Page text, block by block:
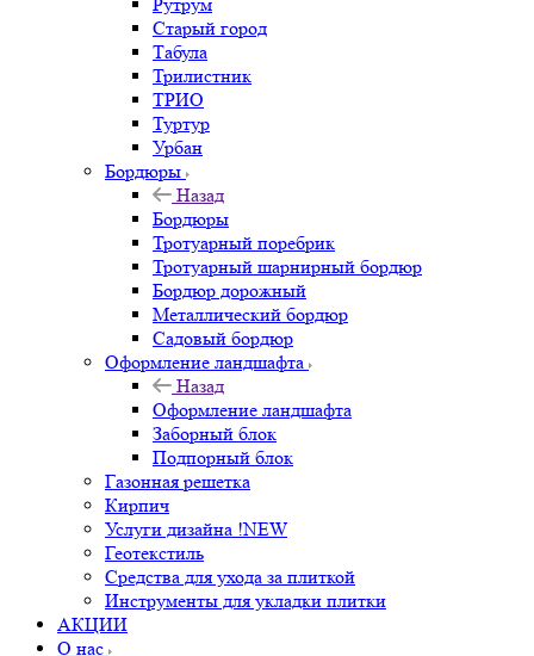
Старый город
Табула
Трилистник
ТРИО
Туртур
Урбан
Бордюры
Назад
Бордюры
Тротуарный поребрик
Тротуарный шарнирный бордюр
Бордюр дорожный
Металлический бордюр
Садовый бордюр
Оформление ландшафта
Назад
Оформление ландшафта
Заборный блок
Подпорный блок
Газонная решетка
Кирпич
Услуги дизайна !NEW
Геотекстиль
Средства для ухода за плиткой
Инструменты для укладки плитки
АКЦИИ
О нас